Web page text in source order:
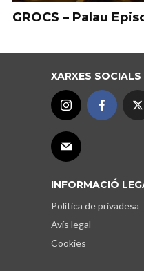
GROCS – Palau
XARXES SOCIALS
INFORMACIÓ
Política de privadesa
Avís legal
Cookies